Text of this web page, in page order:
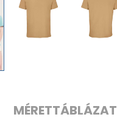
MÉRETTÁBLÁZAT